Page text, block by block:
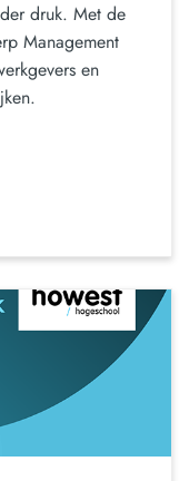
druk. Met de
Management
en